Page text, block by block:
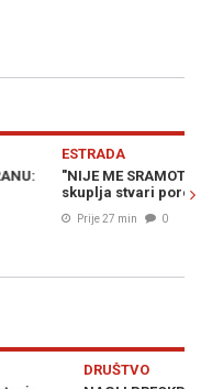
pjevačica priznala da